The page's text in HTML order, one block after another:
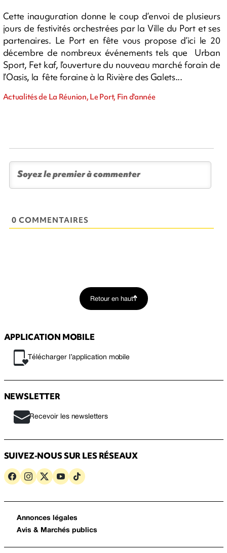
Cette inauguration donne le coup d’envoi de plusieurs
jours de festivités orchestrées par la Ville du Port et ses
partenaires. Le Port en fête vous propose d’ici le 20
décembre de nombreux événements tels que Urban
Sport, Fet kaf, l’ouverture du nouveau marché forain de
l’Oasis, la fête foraine à la Rivière des Galets...
Actualités de La Réunion, Le Port, Fin d'année
0 COMMENTAIRES
Retour en haut
APPLICATION MOBILE
Télécharger l’application mobile
NEWSLETTER
Recevoir les newsletters
SUIVEZ-NOUS SUR LES RÉSEAUX
Annonces légales
Avis & Marchés publics